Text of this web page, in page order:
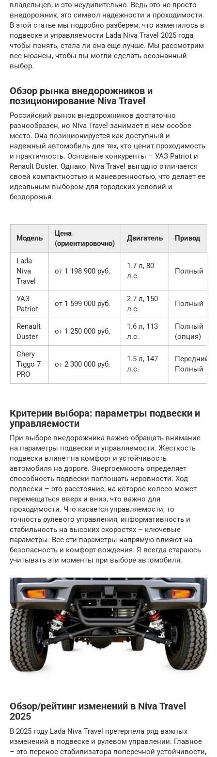
владельцев, и это неудивительно. Ведь это не просто
внедорожник, это символ надежности и проходимости.
В этой статье мы подробно разберем, что изменилось в
подвеске и управляемости Lada Niva Travel 2025 года,
чтобы понять, стала ли она еще лучше. Мы рассмотрим
все нюансы, чтобы вы могли сделать осознанный
выбор.
Обзор рынка внедорожников и
позиционирование Niva Travel
Российский рынок внедорожников достаточно
разнообразен, но Niva Travel занимает в нем особое
место. Она позиционируется как доступный и
надежный автомобиль для тех, кто ценит проходимость
и практичность. Основные конкуренты – УАЗ Patriot и
Renault Duster. Однако, Niva Travel выгодно отличается
своей компактностью и маневренностью, что делает ее
идеальным выбором для городских условий и
бездорожья.
Модель
Цена
(ориентировочно)
Двигатель Привод
Lada
Niva
Travel
от 1 198 900 руб.
1.7 л, 80
л.с.
Полный
УАЗ
Patriot
от 1 599 000 руб.
2.7 л, 150
л.с.
Полный
Renault
Duster
от 1 250 000 руб.
1.6 л, 113
л.с.
Полный
(опция)
Chery
Tiggo 7
PRO
от 2 300 000 руб.
1.5 л, 147
л.с.
Передний/
Полный
Критерии выбора: параметры подвески и
управляемости
При выборе внедорожника важно обращать внимание
на параметры подвески и управляемости. Жесткость
подвески влияет на комфорт и устойчивость
автомобиля на дороге. Энергоемкость определяет
способность подвески поглощать неровности. Ход
подвески – это расстояние, на которое колесо может
перемещаться вверх и вниз, что важно для
проходимости. Что касается управляемости, то
точность рулевого управления, информативность и
стабильность на высоких скоростях – ключевые
параметры. Все эти параметры напрямую влияют на
безопасность и комфорт вождения. Я всегда стараюсь
учитывать эти моменты при выборе автомобиля.
Обзор/рейтинг изменений в Niva Travel
2025
В 2025 году Lada Niva Travel претерпела ряд важных
изменений в подвеске и рулевом управлении. Главное
– это перенос стабилизатора поперечной устойчивости,